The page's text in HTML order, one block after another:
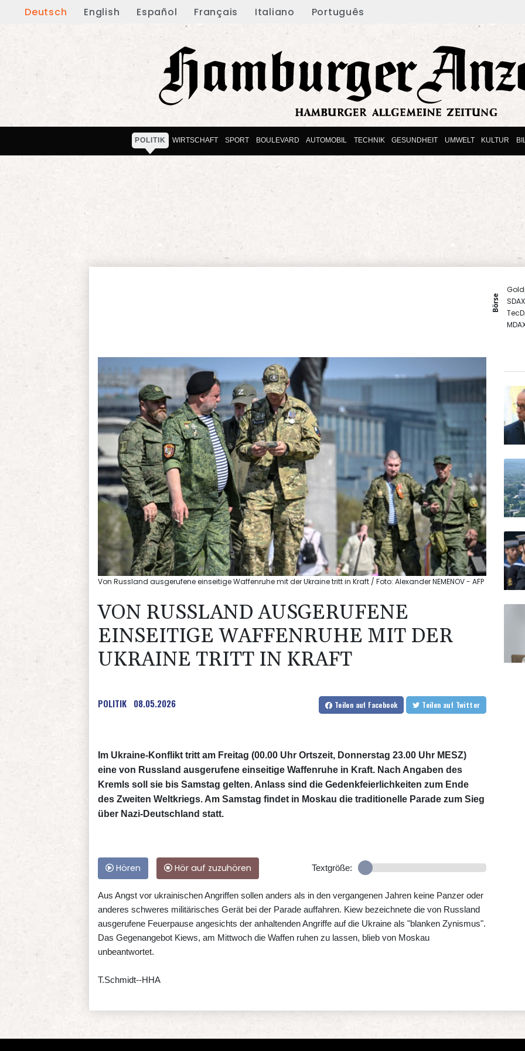
Deutsch English Español Français Italiano Português
POLITIK WIRTSCHAFT SPORT BOULEVARD AUTOMOBIL TECHNIK GESUNDHEIT UMWELT KULTUR
Börse
SDAX
Von Russland ausgerufene einseitige Waffenruhe mit der Ukraine tritt in Kraft / Foto: Alexander NEMENOV - AFP
VON RUSSLAND AUSGERUFENE
EINSEITIGE WAFFENRUHE MIT DER
UKRAINE TRITT IN KRAFT
POLITIK 08.05.2026 Teilen auf Facebook Teilen auf Twitter
Im Ukraine-Konflikt tritt am Freitag (00.00 Uhr Ortszeit, Donnerstag 23.00 Uhr MESZ)
eine von Russland ausgerufene einseitige Waffenruhe in Kraft. Nach Angaben des
Kremls soll sie bis Samstag gelten. Anlass sind die Gedenkfeierlichkeiten zum Ende
des Zweiten Weltkriegs. Am Samstag findet in Moskau die traditionelle Parade zum Sieg
über Nazi-Deutschland statt.
Hören Hör auf zuzuhören Textgröße:
Aus Angst vor ukrainischen Angriffen sollen anders als in den vergangenen Jahren keine Panzer oder
anderes schweres militärisches Gerät bei der Parade auffahren. Kiew bezeichnete die von Russland
ausgerufene Feuerpause angesichts der anhaltenden Angriffe auf die Ukraine als "blanken Zynismus".
Das Gegenangebot Kiews, am Mittwoch die Waffen ruhen zu lassen, blieb von Moskau
unbeantwortet.
T.Schmidt--HHA